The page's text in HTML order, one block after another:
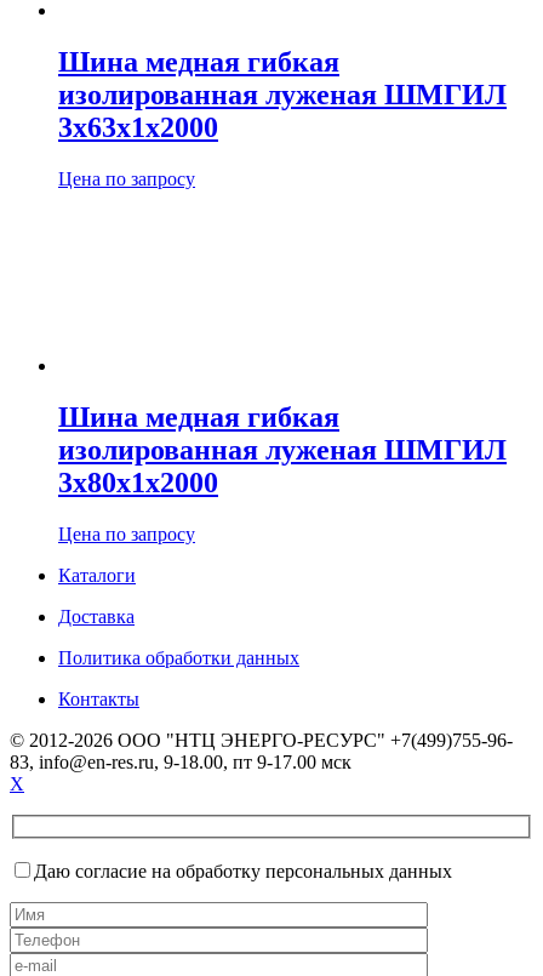
Шина медная гибкая
изолированная луженая ШМГИЛ
3х63х1х2000
Цена по запросу
Шина медная гибкая
изолированная луженая ШМГИЛ
3х80х1х2000
Цена по запросу
Каталоги
Доставка
Политика обработки данных
Контакты
© 2012-2026 ООО "НТЦ ЭНЕРГО-РЕСУРС" +7(499)755-96-
83, info@en-res.ru, 9-18.00, пт 9-17.00 мск
X
Даю согласие на обработку персональных данных